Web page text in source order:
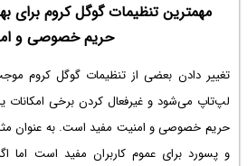
مهمترین تنظیمات گوگل کروم برای
حریم خصوصی و
تغییر دادن بعضی از تنظیمات گوگل کروم
لپ‌تاپ می‌شود و غیرفعال کردن برخی امکانات
حریم خصوصی و امنیت مفید است. به عنوان
و پسورد برای عموم کاربران مفید است اما